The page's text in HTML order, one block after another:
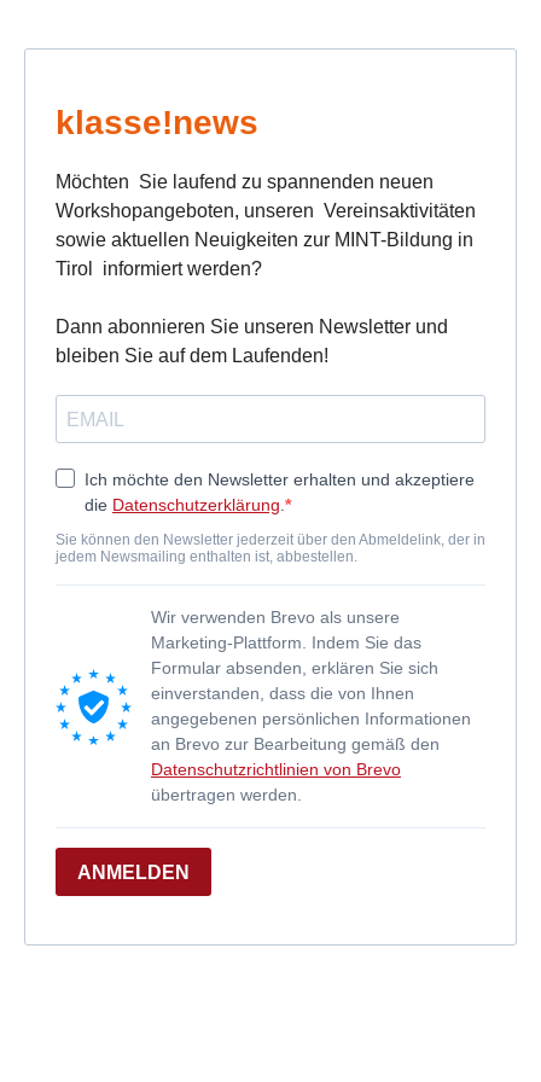
klasse!news
Möchten Sie laufend zu spannenden neuen
Workshopangeboten, unseren Vereinsaktivitäten
sowie aktuellen Neuigkeiten zur MINT-Bildung in
Tirol informiert werden?
Dann abonnieren Sie unseren Newsletter und
bleiben Sie auf dem Laufenden!
Ich möchte den Newsletter erhalten und akzeptiere
die Datenschutzerklärung
Sie können den Newsletter jederzeit über den Abmeldelink, der in
jedem Newsmailing enthalten ist, abbestellen.
Wir verwenden Brevo als unsere
Marketing-Plattform. Indem Sie das
Formular absenden, erklären Sie sich
einverstanden, dass die von Ihnen
angegebenen persönlichen Informationen
an Brevo zur Bearbeitung gemäß den
Datenschutzrichtlinien von Brevo
übertragen werden.
ANMELDEN